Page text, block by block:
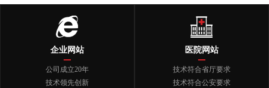
企业网站
公司成立20年
技术领先创新
医院网站
技术符合省厅要求
技术符合公安要求